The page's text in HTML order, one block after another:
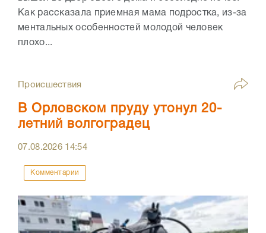
Как рассказала приемная мама подростка, из-за
ментальных особенностей молодой человек
плохо...
Происшествия
В Орловском пруду утонул 20-
летний волгоградец
07.08.2026 14:54
Комментарии